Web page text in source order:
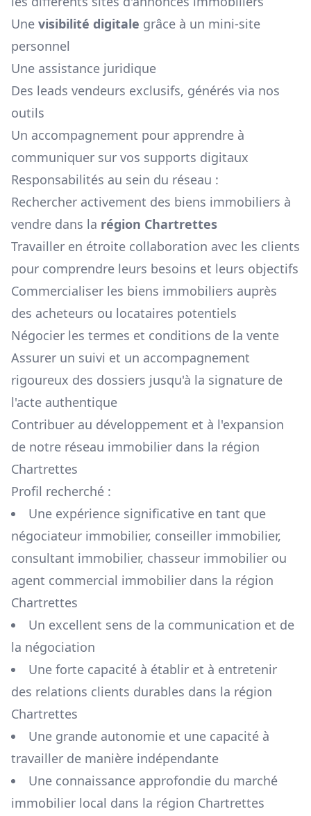
Une visibilité digitale grâce à un mini-site
personnel
Une assistance juridique
Des leads vendeurs exclusifs, générés via nos
outils
Un accompagnement pour apprendre à
communiquer sur vos supports digitaux
Responsabilités au sein du réseau :
Rechercher activement des biens immobiliers à
vendre dans la région Chartrettes
Travailler en étroite collaboration avec les clients
pour comprendre leurs besoins et leurs objectifs
Commercialiser les biens immobiliers auprès
des acheteurs ou locataires potentiels
Négocier les termes et conditions de la vente
Assurer un suivi et un accompagnement
rigoureux des dossiers jusqu'à la signature de
l'acte authentique
Contribuer au développement et à l'expansion
de notre réseau immobilier dans la région
Chartrettes
Profil recherché :
Une expérience significative en tant que
négociateur immobilier, conseiller immobilier,
consultant immobilier, chasseur immobilier ou
agent commercial immobilier dans la région
Chartrettes
Un excellent sens de la communication et de
la négociation
Une forte capacité à établir et à entretenir
des relations clients durables dans la région
Chartrettes
Une grande autonomie et une capacité à
travailler de manière indépendante
Une connaissance approfondie du marché
immobilier local dans la région Chartrettes